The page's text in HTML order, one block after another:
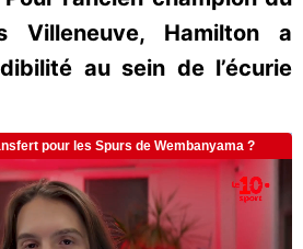
Villeneuve, Hamilton a
au sein de l’écurie